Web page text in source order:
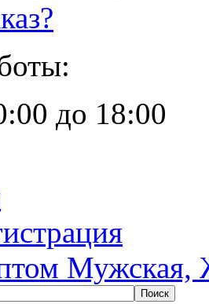
до 18:00
Мужская,